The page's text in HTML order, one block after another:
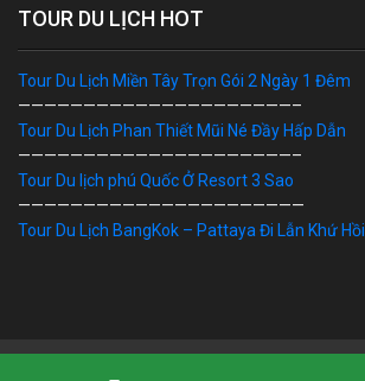
TOUR DU LỊCH HOT
Tour Du Lịch Miền Tây Trọn Gói 2 Ngày 1 Đêm
—————————————————————–
Tour Du Lịch Phan Thiết Mũi Né Đầy Hấp Dẫn
—————————————————————–
Tour Du lịch phú Quốc Ở Resort 3 Sao
——————————————————————
Tour Du Lịch BangKok – Pattaya Đi Lẫn Khứ Hồi